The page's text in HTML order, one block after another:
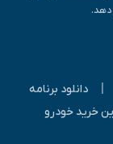
دهد.
دانلود برنامه
خرید خودرو